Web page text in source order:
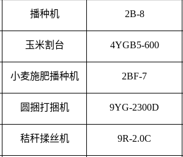
播种机 2B-8
玉米割台 4YGB5-600
小麦施肥播种机 2BF-7
圆捆打捆机 9YG-2300D
秸秆揉丝机 9R-2.0C